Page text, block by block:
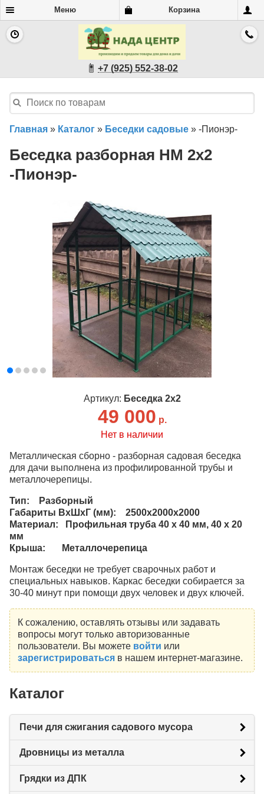
Меню Корзина
+7 (925) 552-38-02
Главная » Каталог » Беседки садовые » -Пионэр-
Беседка разборная НМ 2х2
-Пионэр-
Артикул: Беседка 2х2
49 000 р.
Нет в наличии
Металлическая сборно - разборная садовая беседка
для дачи выполнена из профилированной трубы и
металлочерепицы.
Тип: Разборный
Габариты ВхШхГ (мм): 2500х2000х2000
Материал: Профильная труба 40 х 40 мм, 40 х 20
мм
Крыша: Металлочерепица
Монтаж беседки не требует сварочных работ и
специальных навыков. Каркас беседки собирается за
30-40 минут при помощи двух человек и двух ключей.
К сожалению, оставлять отзывы или задавать
вопросы могут только авторизованные
пользователи. Вы можете войти или
зарегистрироватьсяв нашем интернет-магазине.
Каталог
Печи для сжигания садового мусора
Дровницы из металла
Грядки из ДПК